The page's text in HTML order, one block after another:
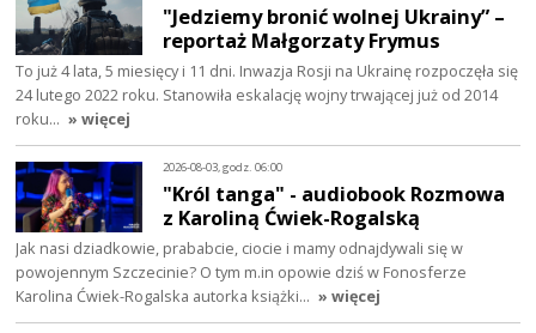
"Jedziemy bronić wolnej Ukrainy” –
reportaż Małgorzaty Frymus
To już 4 lata, 5 miesięcy i 11 dni. Inwazja Rosji na Ukrainę rozpoczęła się
24 lutego 2022 roku. Stanowiła eskalację wojny trwającej już od 2014
roku… » więcej
2026-08-03, godz. 06:00
"Król tanga" - audiobook Rozmowa
z Karoliną Ćwiek-Rogalską
Jak nasi dziadkowie, prababcie, ciocie i mamy odnajdywali się w
powojennym Szczecinie? O tym m.in opowie dziś w Fonosferze
Karolina Ćwiek-Rogalska autorka książki… » więcej